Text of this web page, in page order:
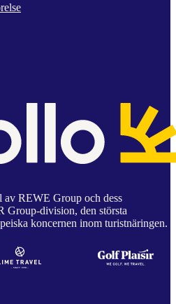
av REWE Group och dess
Group-division, den största
koncernen inom turistnäringen.